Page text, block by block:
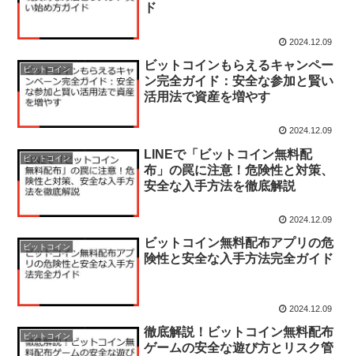
ド
2024.12.09
ビットコイン
ビットコインもらえるキャンペー
ン完全ガイド：安全な参加と賢い
活用法で資産を増やす
2024.12.09
ビットコイン
LINEで「ビットコイン無料配
布」の罠に注意！危険性と対策、
安全な入手方法を徹底解説
2024.12.09
ビットコイン
ビットコイン無料配布アプリの危
険性と安全な入手方法完全ガイド
2024.12.09
ビットコイン
徹底解説！ビットコイン無料配布
ゲームの安全な遊び方とリスク管